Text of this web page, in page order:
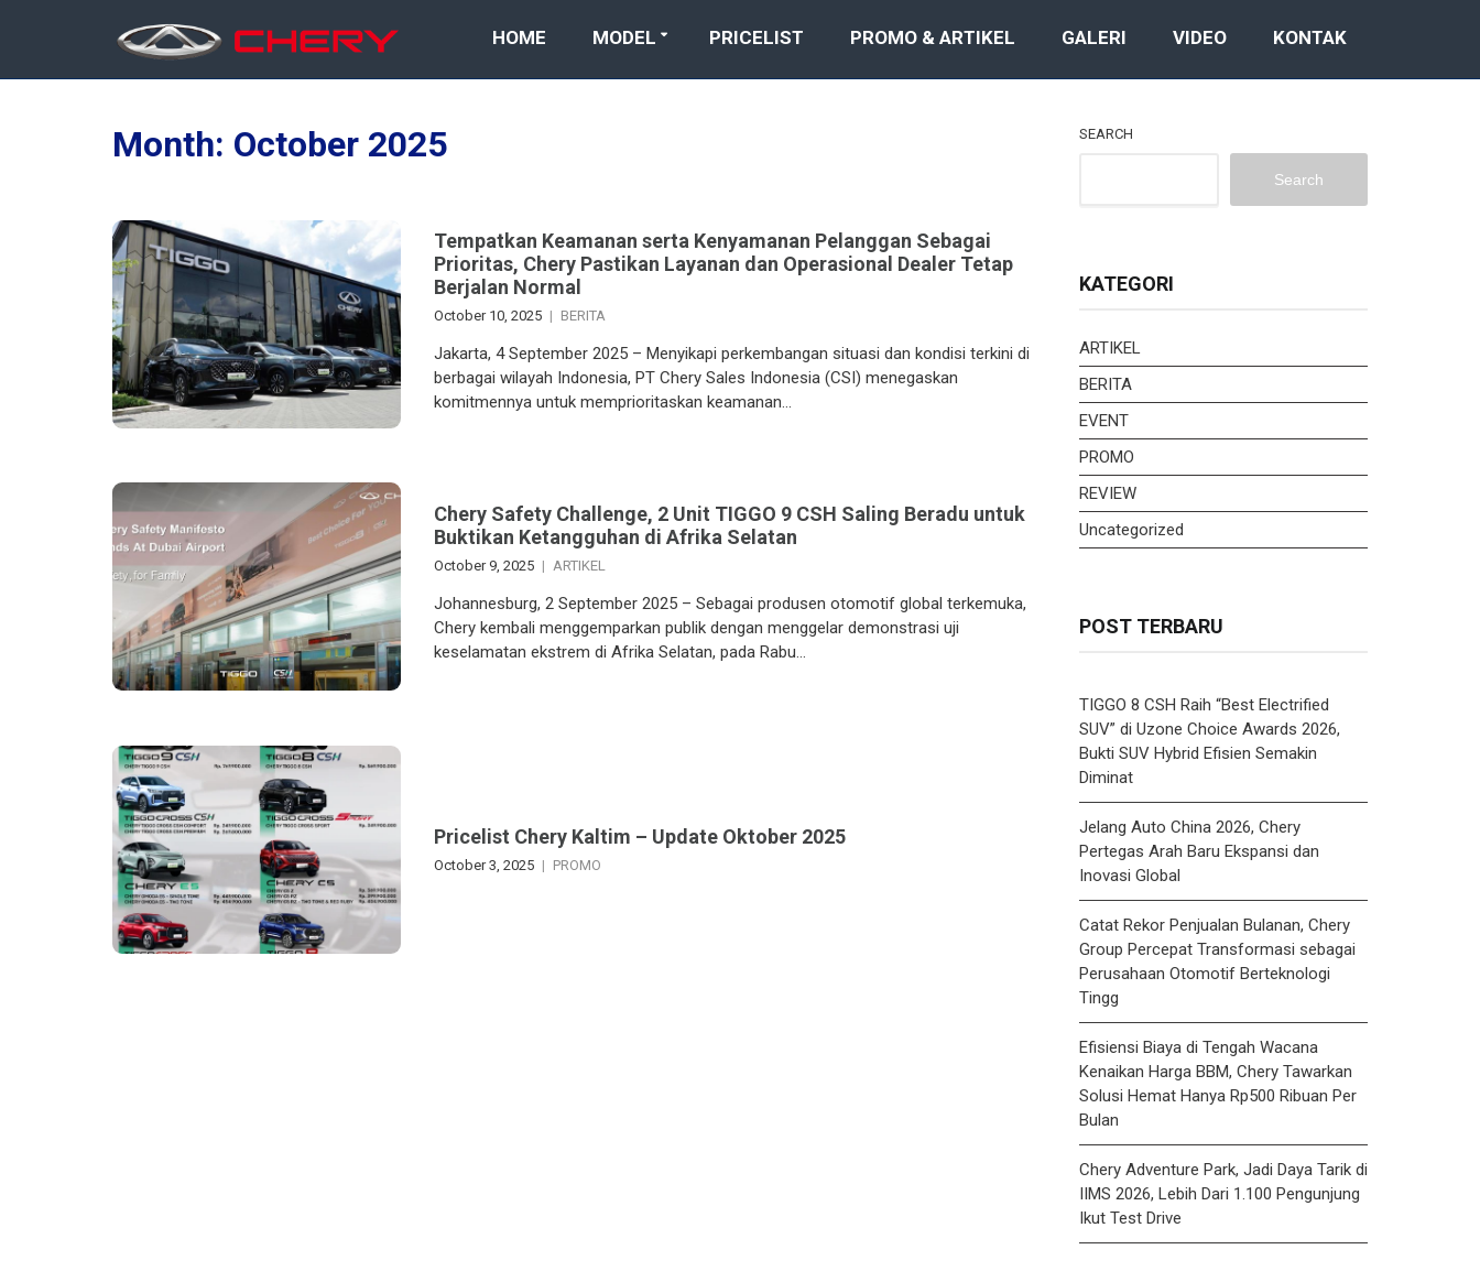
HOME MODEL PRICELIST PROMO & ARTIKEL GALERI VIDEO KONTAK
Month: October 2025
Tempatkan Keamanan serta Kenyamanan Pelanggan Sebagai
Prioritas, Chery Pastikan Layanan dan Operasional Dealer Tetap
Berjalan Normal
October 10, 2025 BERITA
Jakarta, 4 September 2025 – Menyikapi perkembangan situasi dan kondisi terkini di
berbagai wilayah Indonesia, PT Chery Sales Indonesia (CSI) menegaskan
komitmennya untuk memprioritaskan keamanan…
Chery Safety Challenge, 2 Unit TIGGO 9 CSH Saling Beradu untuk
Buktikan Ketangguhan di Afrika Selatan
October 9, 2025 ARTIKEL
Johannesburg, 2 September 2025 – Sebagai produsen otomotif global terkemuka,
Chery kembali menggemparkan publik dengan menggelar demonstrasi uji
keselamatan ekstrem di Afrika Selatan, pada Rabu…
Pricelist Chery Kaltim – Update Oktober 2025
October 3, 2025 PROMO
SEARCH
Search
KATEGORI
ARTIKEL
BERITA
EVENT
PROMO
REVIEW
Uncategorized
POST TERBARU
TIGGO 8 CSH Raih “Best Electrified
SUV” di Uzone Choice Awards 2026,
Bukti SUV Hybrid Efisien Semakin
Diminat
Jelang Auto China 2026, Chery
Pertegas Arah Baru Ekspansi dan
Inovasi Global
Catat Rekor Penjualan Bulanan, Chery
Group Percepat Transformasi sebagai
Perusahaan Otomotif Berteknologi
Tingg
Efisiensi Biaya di Tengah Wacana
Kenaikan Harga BBM, Chery Tawarkan
Solusi Hemat Hanya Rp500 Ribuan Per
Bulan
Chery Adventure Park, Jadi Daya Tarik di
IIMS 2026, Lebih Dari 1.100 Pengunjung
Ikut Test Drive